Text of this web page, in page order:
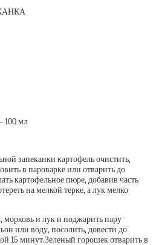
100 мл
запеканки картофель очистить,
в пароварке или отварить до
картофельное пюре, добавив часть
на мелкой терке, а лук мелко
и лук и поджарить пару
или воду, посолить, довести до
15 минут.Зеленый горошек отварить в